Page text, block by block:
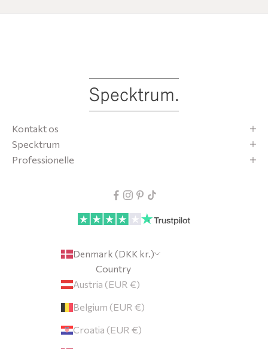
Kontakt os
Specktrum
Professionelle
Denmark (DKK kr.)
Country
Austria (EUR €)
Belgium (EUR €)
Croatia (EUR €)